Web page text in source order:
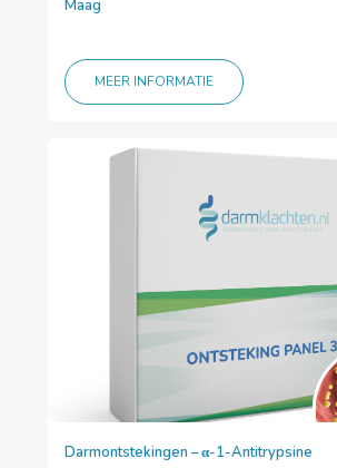
Maag
MEER INFORMATIE
Darmontstekingen – α-1-Antitrypsine